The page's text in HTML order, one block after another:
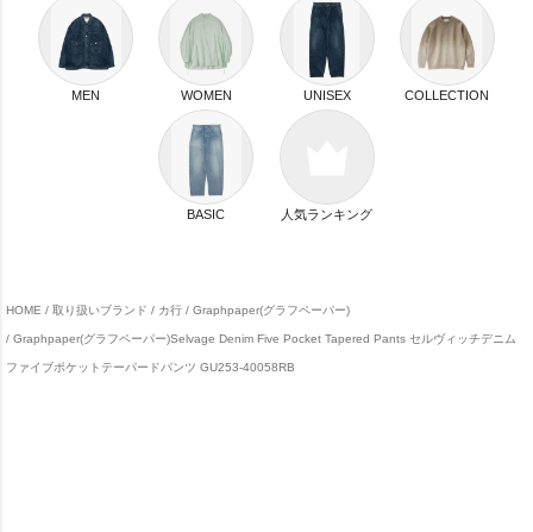
MEN WOMEN UNISEX COLLECTION
BASIC 人気ランキング
HOME 取り扱いブランド カ行 Graphpaper(グラフペーパー)
Graphpaper(グラフペーパー)Selvage Denim Five Pocket Tapered Pants セルヴィッチデニム
ファイブポケットテーパードパンツ GU253-40058RB